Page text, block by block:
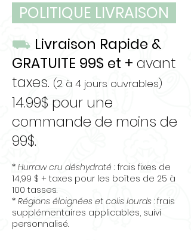
d'agneau, rate d'agneau,
lécithine, cartilage d'agneau,
persil, marc de pomme séché,
inuline (de racine de
chicorée), minéraux
(phosphate dipotassique,
sulfate de magnésium,
complexe d'acides aminés de
zinc, complexe d'acides
aminés de fer, complexe
d'acides aminés de cuivre,
complexe d'acides aminés de
manganèse, levure de
sélénium), varech biologique
séché, sel, conservateur
(acide citrique, tocophérols
POLITIQUE LIVRAISON
⛟ Livraison Rapide &
GRATUITE 99$ et + avant
taxes. (2 à 4 jours ouvrables)
14.99$ pour une
commande de moins de
99$.
* Hurraw cru déshydraté : frais fixes de
14,99 $ + taxes pour les boîtes de 25 à
100 tasses.
* Régions éloignées et colis lourds : frais
supplémentaires applicables, suivi
personnalisé.